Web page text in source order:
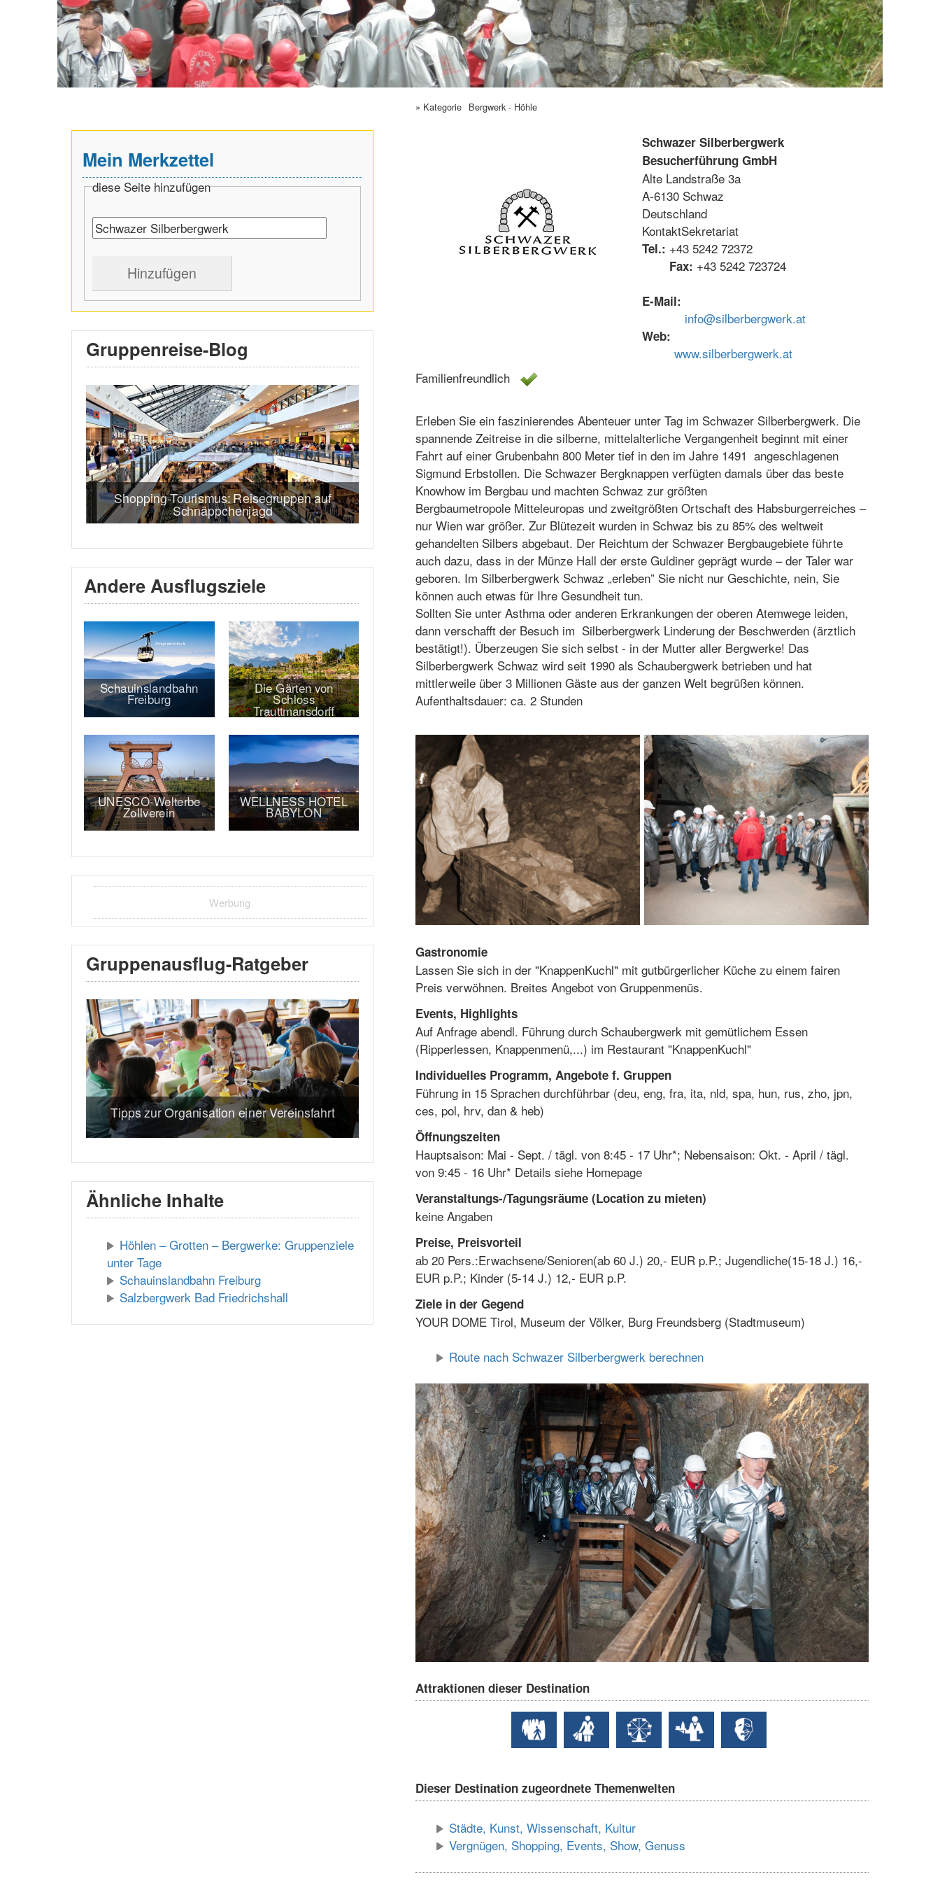
» Kategorie Bergwerk - Höhle
Schwazer Silberbergwerk
Besucherführung GmbH
Alte Landstraße 3a
A-6130 Schwaz
Deutschland
KontaktSekretariat
Tel.: +43 5242 72372
Fax: +43 5242 723724
E-Mail:
info@silberbergwerk.at
Web:
www.silberbergwerk.at
Familienfreundlich
Erleben Sie ein faszinierendes Abenteuer unter Tag im Schwazer Silberbergwerk. Die
spannende Zeitreise in die silberne, mittelalterliche Vergangenheit beginnt mit einer
Fahrt auf einer Grubenbahn 800 Meter tief in den im Jahre 1491 angeschlagenen
Sigmund Erbstollen. Die Schwazer Bergknappen verfügten damals über das beste
Knowhow im Bergbau und machten Schwaz zur größten
Bergbaumetropole Mitteleuropas und zweitgrößten Ortschaft des Habsburgerreiches –
nur Wien war größer. Zur Blütezeit wurden in Schwaz bis zu 85% des weltweit
gehandelten Silbers abgebaut. Der Reichtum der Schwazer Bergbaugebiete führte
auch dazu, dass in der Münze Hall der erste Guldiner geprägt wurde – der Taler war
geboren. Im Silberbergwerk Schwaz „erleben” Sie nicht nur Geschichte, nein, Sie
können auch etwas für Ihre Gesundheit tun.
Sollten Sie unter Asthma oder anderen Erkrankungen der oberen Atemwege leiden,
dann verschafft der Besuch im Silberbergwerk Linderung der Beschwerden (ärztlich
bestätigt!). Überzeugen Sie sich selbst - in der Mutter aller Bergwerke! Das
Silberbergwerk Schwaz wird seit 1990 als Schaubergwerk betrieben und hat
mittlerweile über 3 Millionen Gäste aus der ganzen Welt begrüßen können.
Aufenthaltsdauer: ca. 2 Stunden
Gastronomie
Lassen Sie sich in der "KnappenKuchl" mit gutbürgerlicher Küche zu einem fairen
Preis verwöhnen. Breites Angebot von Gruppenmenüs.
Events, Highlights
Auf Anfrage abendl. Führung durch Schaubergwerk mit gemütlichem Essen
(Ripperlessen, Knappenmenü,...) im Restaurant "KnappenKuchl"
Individuelles Programm, Angebote f. Gruppen
Führung in 15 Sprachen durchführbar (deu, eng, fra, ita, nld, spa, hun, rus, zho, jpn,
ces, pol, hrv, dan & heb)
Öffnungszeiten
Hauptsaison: Mai - Sept. / tägl. von 8:45 - 17 Uhr*; Nebensaison: Okt. - April / tägl.
von 9:45 - 16 Uhr* Details siehe Homepage
Veranstaltungs-/Tagungsräume (Location zu mieten)
keine Angaben
Preise, Preisvorteil
ab 20 Pers.:Erwachsene/Senioren(ab 60 J.) 20,- EUR p.P.; Jugendliche(15-18 J.) 16,-
EUR p.P.; Kinder (5-14 J.) 12,- EUR p.P.
Ziele in der Gegend
YOUR DOME Tirol, Museum der Völker, Burg Freundsberg (Stadtmuseum)
Route nach Schwazer Silberbergwerk berechnen
Attraktionen dieser Destination
Dieser Destination zugeordnete Themenwelten
Städte, Kunst, Wissenschaft, Kultur
Vergnügen, Shopping, Events, Show, Genuss
Mein Merkzettel
diese Seite hinzufügen
Gruppenreise-Blog
Shopping-Tourismus: Reisegruppen auf
Schnäppchenjagd
Andere Ausflugsziele
Schauinslandbahn
Freiburg
Die Gärten von
Schloss
Trauttmansdorff
UNESCO-Welterbe
Zollverein
WELLNESS HOTEL
BABYLON
Werbung
Gruppenausflug-Ratgeber
Tipps zur Organisation einer Vereinsfahrt
Ähnliche Inhalte
Höhlen – Grotten – Bergwerke: Gruppenziele
unter Tage
Schauinslandbahn Freiburg
Salzbergwerk Bad Friedrichshall